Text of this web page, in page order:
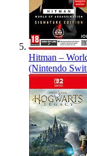
Hitman –
(Nintendo